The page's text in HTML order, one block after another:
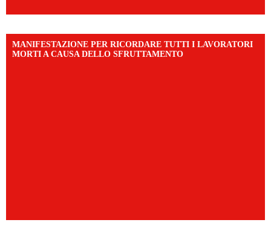
MANIFESTAZIONE PER RICORDARE TUTTI I LAVORATORI
MORTI A CAUSA DELLO SFRUTTAMENTO